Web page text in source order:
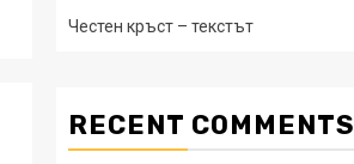
Честен кръст – текстът
RECENT COMMENTS